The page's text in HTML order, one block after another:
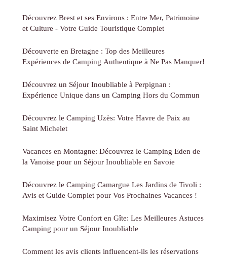
Découvrez Brest et ses Environs : Entre Mer, Patrimoine
et Culture - Votre Guide Touristique Complet
Découverte en Bretagne : Top des Meilleures
Expériences de Camping Authentique à Ne Pas Manquer!
Découvrez un Séjour Inoubliable à Perpignan :
Expérience Unique dans un Camping Hors du Commun
Découvrez le Camping Uzès: Votre Havre de Paix au
Saint Michelet
Vacances en Montagne: Découvrez le Camping Eden de
la Vanoise pour un Séjour Inoubliable en Savoie
Découvrez le Camping Camargue Les Jardins de Tivoli :
Avis et Guide Complet pour Vos Prochaines Vacances !
Maximisez Votre Confort en Gîte: Les Meilleures Astuces
Camping pour un Séjour Inoubliable
Comment les avis clients influencent-ils les réservations